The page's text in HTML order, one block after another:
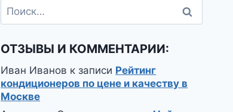
Найти:
ОТЗЫВЫ И КОММЕНТАРИИ:
Иван Иванов к записи Рейтинг
кондиционеров по цене и качеству в
Москве